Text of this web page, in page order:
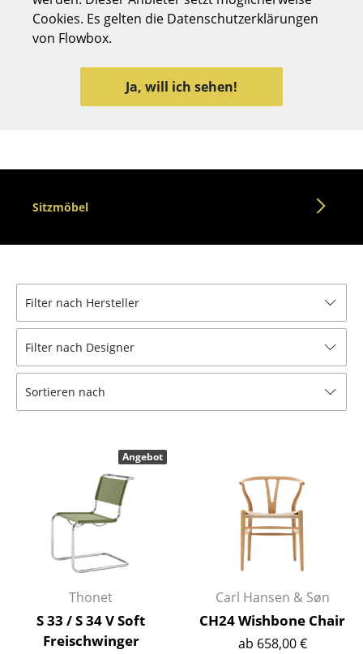
Hocker
Bürodrehstühle
Konferenzstühle
Bürosessel
... alle Sitzmöbel
Tische
Couchtische
Schreibtische
Sekretäre & PC-Tische
Stehtische & Stehpulte
Kindertische
Cookies. Es gelten die Datenschutzerklärungen
von Flowbox.
Ja, will ich sehen!
Sitzmöbel
Filter nach Hersteller
Filter nach Designer
Sortieren nach
Thonet
S 33 / S 34 V Soft
Freischwinger
Angebot
Carl Hansen & Søn
CH24 Wishbone Chair
ab 658,00 €